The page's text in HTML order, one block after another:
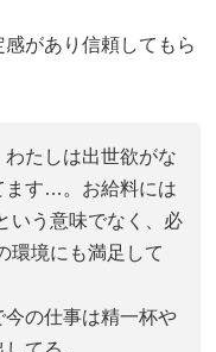
があり信頼してもら
たしは出世欲がな
ます…。お給料には
いう意味でなく、必
環境にも満足して
の仕事は精一杯や